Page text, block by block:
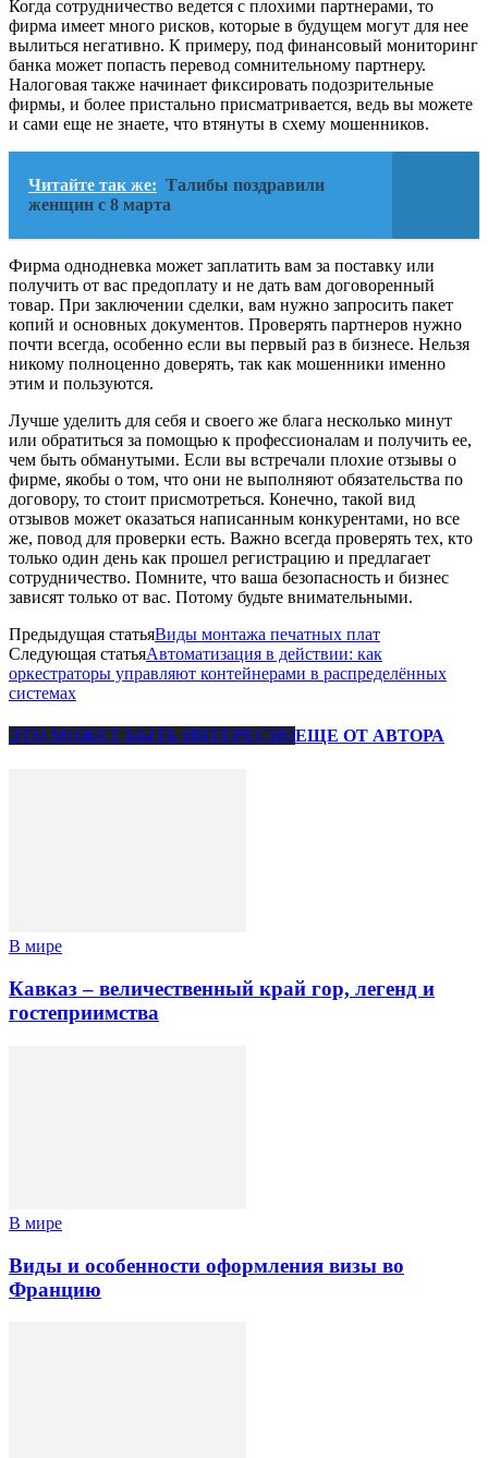
Когда сотрудничество ведется с плохими партнерами, то
фирма имеет много рисков, которые в будущем могут для нее
вылиться негативно. К примеру, под финансовый мониторинг
банка может попасть перевод сомнительному партнеру.
Налоговая также начинает фиксировать подозрительные
фирмы, и более пристально присматривается, ведь вы можете
и сами еще не знаете, что втянуты в схему мошенников.
Читайте так же: Талибы поздравили
женщин с 8 марта
Фирма однодневка может заплатить вам за поставку или
получить от вас предоплату и не дать вам договоренный
товар. При заключении сделки, вам нужно запросить пакет
копий и основных документов. Проверять партнеров нужно
почти всегда, особенно если вы первый раз в бизнесе. Нельзя
никому полноценно доверять, так как мошенники именно
этим и пользуются.
Лучше уделить для себя и своего же блага несколько минут
или обратиться за помощью к профессионалам и получить ее,
чем быть обманутыми. Если вы встречали плохие отзывы о
фирме, якобы о том, что они не выполняют обязательства по
договору, то стоит присмотреться. Конечно, такой вид
отзывов может оказаться написанным конкурентами, но все
же, повод для проверки есть. Важно всегда проверять тех, кто
только один день как прошел регистрацию и предлагает
сотрудничество. Помните, что ваша безопасность и бизнес
зависят только от вас. Потому будьте внимательными.
Предыдущая статьяВиды монтажа печатных плат
Следующая статьяАвтоматизация в действии: как
оркестраторы управляют контейнерами в распределённых
системах
ЭТО МОЖЕТ БЫТЬ ИНТЕРЕСНОЕЩЕ ОТ АВТОРА
В мире
Кавказ – величественный край гор, легенд и
гостеприимства
В мире
Виды и особенности оформления визы во
Францию